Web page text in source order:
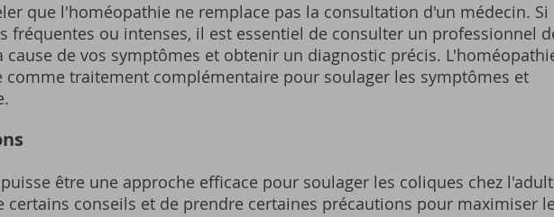
que l'homéopathie ne remplace pas la consultation d'un médecin. Si
fréquentes ou intenses, il est essentiel de consulter un professionnel
de vos symptômes et obtenir un diagnostic précis.
comme traitement complémentaire pour soulager les symptômes et
être une approche efficace pour soulager les coliques chez
conseils et de prendre certaines précautions pour maximiser